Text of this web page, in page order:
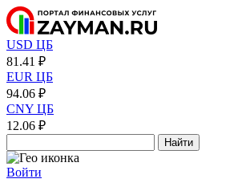
USD ЦБ
81.41 ₽
EUR ЦБ
94.06 ₽
CNY ЦБ
12.06 ₽
Найти
Войти